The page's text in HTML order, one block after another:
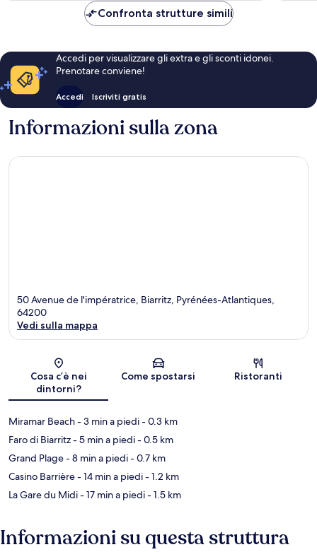
142 €
Confronta strutture simili
Accedi per visualizzare gli extra e gli sconti idonei.
Prenotare conviene!
Accedi Iscriviti gratis
Informazioni sulla zona
50 Avenue de l'impératrice, Biarritz, Pyrénées-Atlantiques,
64200
Vedi sulla mappa
Cosa c’è nei
dintorni?
Come spostarsi Ristoranti
Miramar Beach- 3 min a piedi- 0.3 km
Faro di Biarritz- 5 min a piedi- 0.5 km
Grand Plage- 8 min a piedi- 0.7 km
Casino Barrière- 14 min a piedi- 1.2 km
La Gare du Midi- 17 min a piedi- 1.5 km
Informazioni su questa struttura